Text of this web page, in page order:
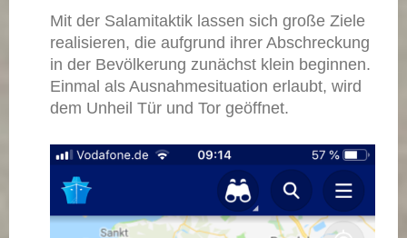
Mit der Salamitaktik lassen sich große Ziele
realisieren, die aufgrund ihrer Abschreckung
in der Bevölkerung zunächst klein beginnen.
Einmal als Ausnahmesituation erlaubt, wird
dem Unheil Tür und Tor geöffnet.